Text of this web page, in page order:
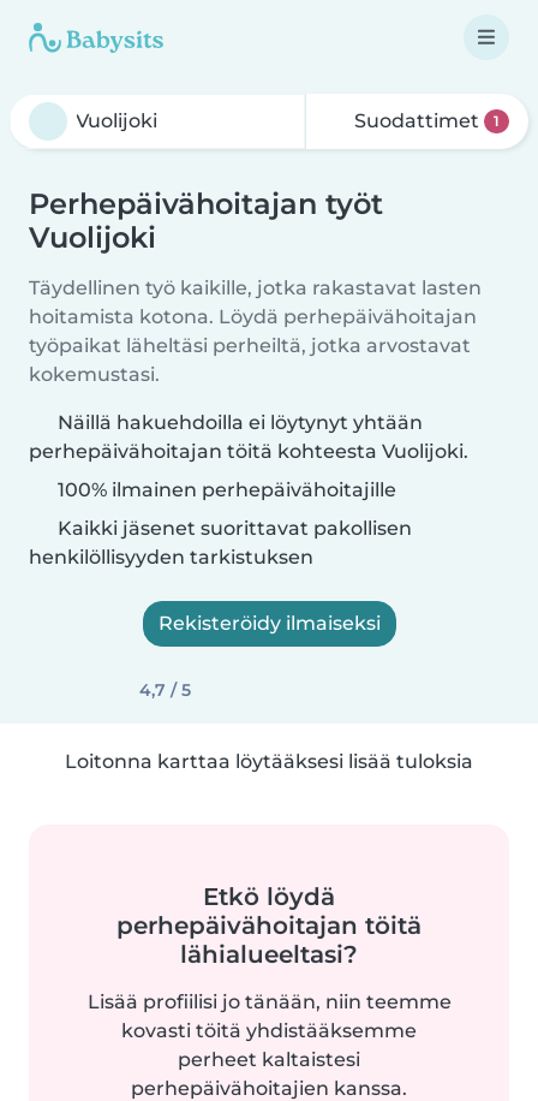
Suodattimet 1
Perhepäivähoitajan työt
Vuolijoki
Täydellinen työ kaikille, jotka rakastavat lasten
hoitamista kotona. Löydä perhepäivähoitajan
työpaikat läheltäsi perheiltä, jotka arvostavat
kokemustasi.
Näillä hakuehdoilla ei löytynyt yhtään
perhepäivähoitajan töitä kohteesta Vuolijoki.
100% ilmainen perhepäivähoitajille
Kaikki jäsenet suorittavat pakollisen
henkilöllisyyden tarkistuksen
Rekisteröidy ilmaiseksi
4,7 / 5
Loitonna karttaa löytääksesi lisää tuloksia
Etkö löydä
perhepäivähoitajan töitä
lähialueeltasi?
Lisää profiilisi jo tänään, niin teemme
kovasti töitä yhdistääksemme
perheet kaltaistesi
perhepäivähoitajien kanssa.